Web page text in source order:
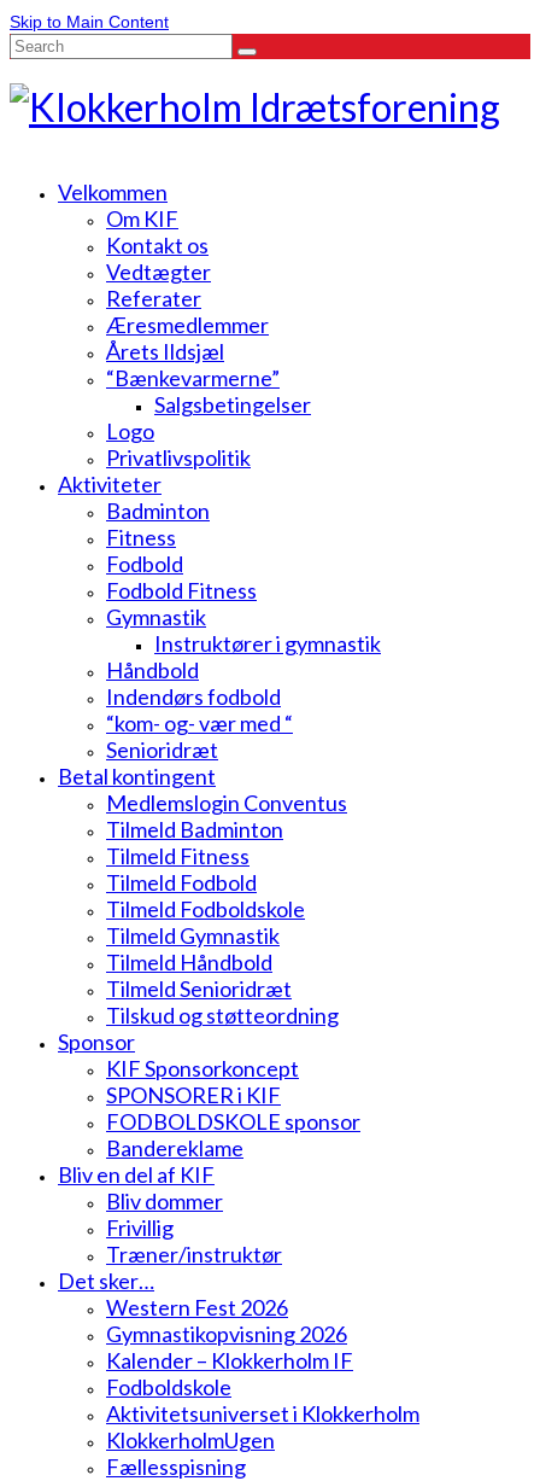
Skip to Main Content
Search
Velkommen
Om KIF
Kontakt os
Vedtægter
Referater
Æresmedlemmer
Årets Ildsjæl
“Bænkevarmerne”
Salgsbetingelser
Logo
Privatlivspolitik
Aktiviteter
Badminton
Fitness
Fodbold
Fodbold Fitness
Gymnastik
Instruktører i gymnastik
Håndbold
Indendørs fodbold
“kom- og- vær med “
Senioridræt
Betal kontingent
Medlemslogin Conventus
Tilmeld Badminton
Tilmeld Fitness
Tilmeld Fodbold
Tilmeld Fodboldskole
Tilmeld Gymnastik
Tilmeld Håndbold
Tilmeld Senioridræt
Tilskud og støtteordning
Sponsor
KIF Sponsorkoncept
SPONSORER i KIF
FODBOLDSKOLE sponsor
Bandereklame
Bliv en del af KIF
Bliv dommer
Frivillig
Træner/instruktør
Det sker…
Western Fest 2026
Gymnastikopvisning 2026
Kalender – Klokkerholm IF
Fodboldskole
Aktivitetsuniverset i Klokkerholm
KlokkerholmUgen
Fællesspisning